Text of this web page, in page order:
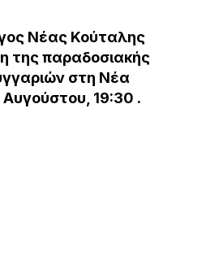
της Παλιάς
εκτέλεση του έργου
ανακατασκευή
Μητρόπολης Μύρινας